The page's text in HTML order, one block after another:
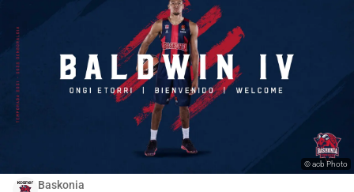
Baskonia
©acb Photo